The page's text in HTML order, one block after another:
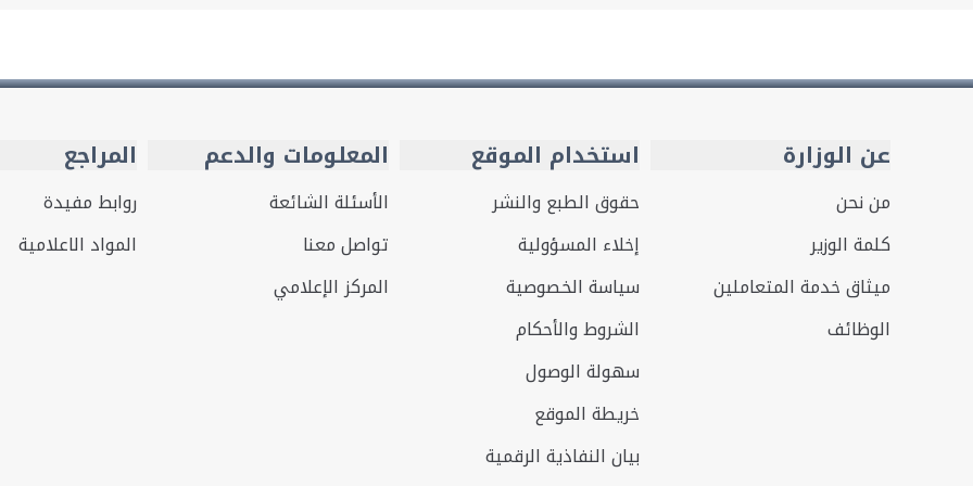
عن الوزارة
من نحن
كلمة الوزير
ميثاق خدمة المتعاملين
الوظائف
استخدام الموقع
حقوق الطبع والنشر
إخلاء المسؤولية
سياسة الخصوصية
الشروط والأحكام
سهولة الوصول
خريطة الموقع
بيان النفاذية الرقمية
المعلومات والدعم
الأسئلة الشائعة
تواصل معنا
المركز الإعلامي
المراجع
روابط مفيدة
المواد الاعلامية